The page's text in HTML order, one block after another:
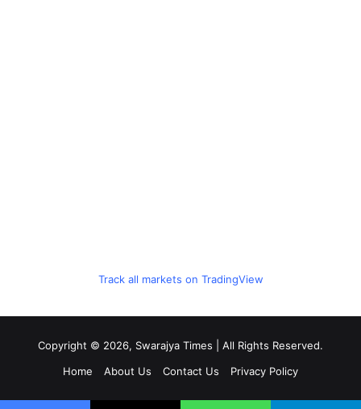
Track all markets on TradingView
Copyright © 2026, Swarajya Times | All Rights Reserved.
Home
About Us Contact Us Privacy Policy